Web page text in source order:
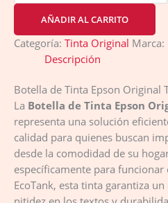
AÑADIR AL CARRITO
Categoría: Tinta Original Marca:
Descripción
Botella de Tinta Epson Original
La Botella de Tinta Epson
representa una solución
calidad para quienes buscan
desde la comodidad de su
específicamente para funcionar
EcoTank, esta tinta garantiza